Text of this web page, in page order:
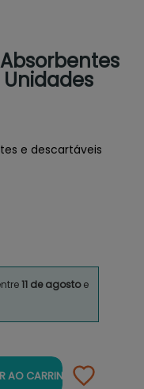
e descartáveis
11 de agostoe
AO CARRINHO